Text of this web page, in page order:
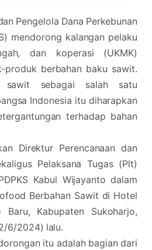
Pengelola Dana Perkebunan
mendorong kalangan pelaku
dan koperasi (UKMK)
produk berbahan baku sawit.
sawit sebagai salah satu
Indonesia itu diharapkan
terhadap bahan
Direktur Perencanaan dan
Pelaksana Tugas (Plt)
Kabul Wijayanto dalam
Berbahan Sawit di Hotel
Kabupaten Sukoharjo,
6/2024) lalu.
itu adalah bagian dari